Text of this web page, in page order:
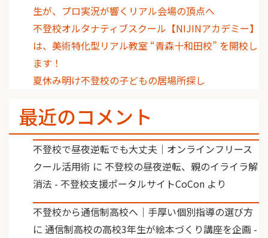
生が、プロ実況が響くリアル会場の頂点へ
不登校オルタナティブスクール【NIJINアカデミー】
は、美術特化型リアル教室 “青森十和田校” を開校し
ます！
夏休み明け不登校の子どもの居場所探し
最近のコメント
不登校で昼夜逆転でも大丈夫｜オンラインフリース
クール活用術 に 不登校の昼夜逆転、親のイライラ解
消法 - 不登校支援ポータルサイトCoCon より
不登校から通信制高校へ｜手厚い個別指導の選び方
に 通信制高校の高校3年生が絵本づくり講座を企画 -